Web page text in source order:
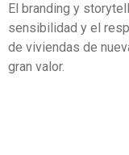
El branding y
sensibilidad y el
de viviendas de
gran valor.